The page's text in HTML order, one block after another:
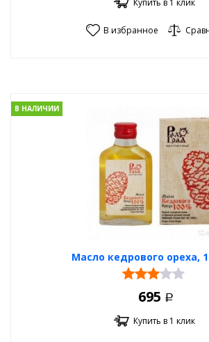
Купить в 1 клик
В избранное
Масло кедрового ореха,
В НАЛИЧИИ
695 Р
Купить в 1 клик